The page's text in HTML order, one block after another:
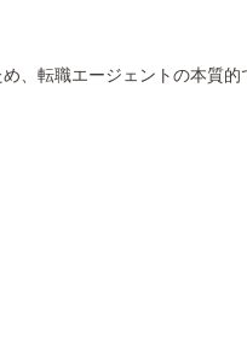
、転職エージェントの本質的